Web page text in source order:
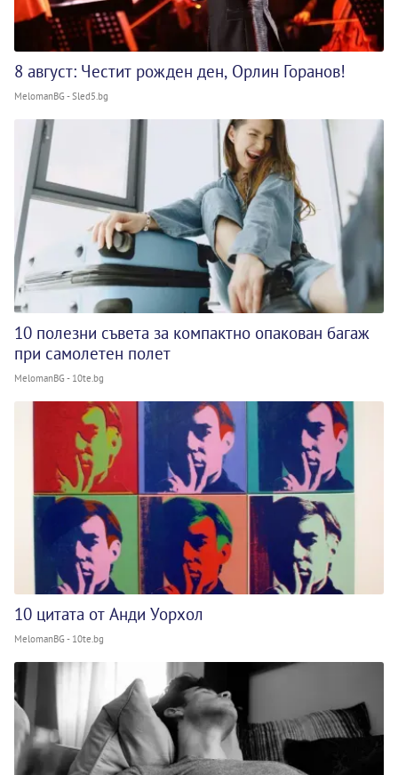
8 август: Честит рожден ден, Орлин Горанов!
MelomanBG - Sled5.bg
10 полезни съвета за компактно опакован багаж
при самолетен полет
MelomanBG - 10te.bg
10 цитата от Анди Уорхол
MelomanBG - 10te.bg